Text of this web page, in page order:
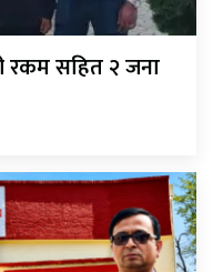
रकम सहित २ जना